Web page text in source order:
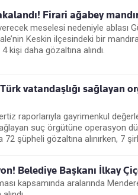
Firari ağabey
meselesi nedeniyle ablası
Keskin ilçesindeki bir
kişi daha gözaltına alındı.
vatandaşlığı sağlayan
raporlarıyla gayrimenkul
suç örgütüne operasyon
şüpheli gözaltına alınırken, 7
Belediye Başkanı İlkay
kapsamında aralarında